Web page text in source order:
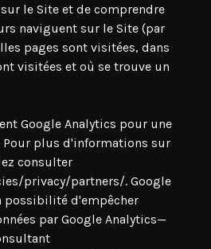
le Site et de comprendre
naviguent sur le Site (par
pages sont visitées, dans
visitées et où se trouve un
Google Analytics pour une
Pour plus d'informations sur
consulter
privacy/partners/. Google
possibilité d'empêcher
par Google Analytics—